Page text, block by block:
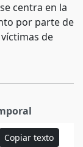
centra en la
por parte de
de
Copiar texto